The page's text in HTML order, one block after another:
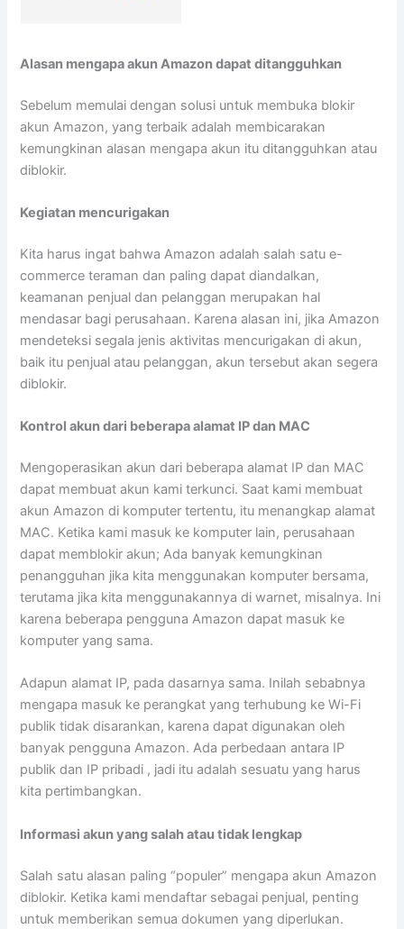
Alasan mengapa akun Amazon dapat ditangguhkan
Sebelum memulai dengan solusi untuk membuka blokir
akun Amazon, yang terbaik adalah membicarakan
kemungkinan alasan mengapa akun itu ditangguhkan atau
diblokir.
Kegiatan mencurigakan
Kita harus ingat bahwa Amazon adalah salah satu e-
commerce teraman dan paling dapat diandalkan,
keamanan penjual dan pelanggan merupakan hal
mendasar bagi perusahaan. Karena alasan ini, jika Amazon
mendeteksi segala jenis aktivitas mencurigakan di akun,
baik itu penjual atau pelanggan, akun tersebut akan segera
diblokir.
Kontrol akun dari beberapa alamat IP dan MAC
Mengoperasikan akun dari beberapa alamat IP dan MAC
dapat membuat akun kami terkunci. Saat kami membuat
akun Amazon di komputer tertentu, itu menangkap alamat
MAC. Ketika kami masuk ke komputer lain, perusahaan
dapat memblokir akun; Ada banyak kemungkinan
penangguhan jika kita menggunakan komputer bersama,
terutama jika kita menggunakannya di warnet, misalnya. Ini
karena beberapa pengguna Amazon dapat masuk ke
komputer yang sama.
Adapun alamat IP, pada dasarnya sama. Inilah sebabnya
mengapa masuk ke perangkat yang terhubung ke Wi-Fi
publik tidak disarankan, karena dapat digunakan oleh
banyak pengguna Amazon. Ada perbedaan antara IP
publik dan IP pribadi , jadi itu adalah sesuatu yang harus
kita pertimbangkan.
Informasi akun yang salah atau tidak lengkap
Salah satu alasan paling “populer” mengapa akun Amazon
diblokir. Ketika kami mendaftar sebagai penjual, penting
untuk memberikan semua dokumen yang diperlukan.